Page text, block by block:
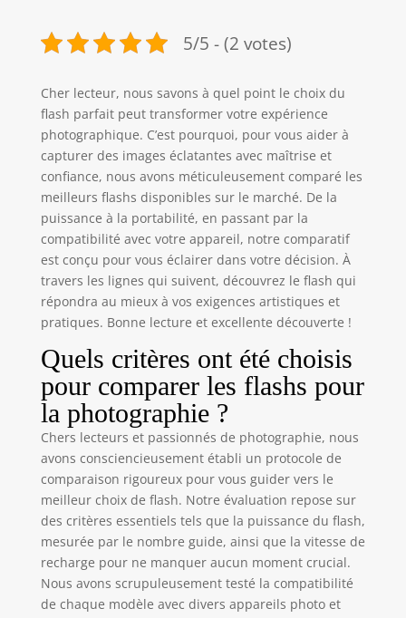
5/5 - (2 votes)
Cher lecteur, nous savons à quel point le choix du
flash parfait peut transformer votre expérience
photographique. C’est pourquoi, pour vous aider à
capturer des images éclatantes avec maîtrise et
confiance, nous avons méticuleusement comparé les
meilleurs flashs disponibles sur le marché. De la
puissance à la portabilité, en passant par la
compatibilité avec votre appareil, notre comparatif
est conçu pour vous éclairer dans votre décision. À
travers les lignes qui suivent, découvrez le flash qui
répondra au mieux à vos exigences artistiques et
pratiques. Bonne lecture et excellente découverte !
Quels critères ont été choisis
pour comparer les flashs pour
la photographie ?
Chers lecteurs et passionnés de photographie, nous
avons consciencieusement établi un protocole de
comparaison rigoureux pour vous guider vers le
meilleur choix de flash. Notre évaluation repose sur
des critères essentiels tels que la puissance du flash,
mesurée par le nombre guide, ainsi que la vitesse de
recharge pour ne manquer aucun moment crucial.
Nous avons scrupuleusement testé la compatibilité
de chaque modèle avec divers appareils photo et